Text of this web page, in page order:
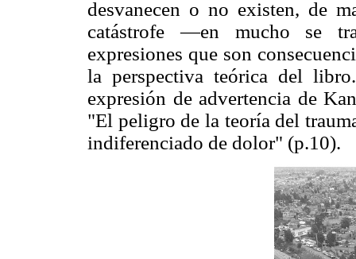
desvanecen o no existen, de
catástrofe —en mucho se
expresiones que son
la perspectiva teórica del
expresión de advertencia de
"El peligro de la teoría del
indiferenciado de dolor" (p.10).